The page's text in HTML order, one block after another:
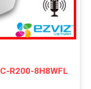
R200-8H8WFL